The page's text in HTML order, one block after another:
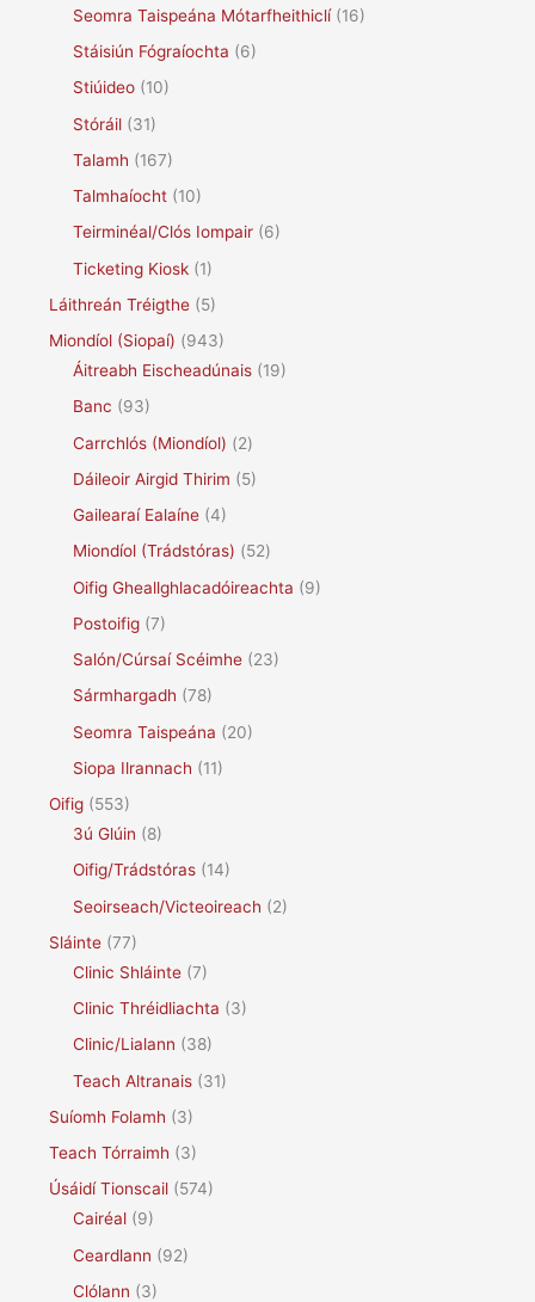
Seomra Taispeána Mótarfheithiclí(16)
Stáisiún Fógraíochta (6)
Stiúideo (10)
Stóráil (31)
Talamh (167)
Talmhaíocht (10)
Teirminéal/Clós Iompair (6)
Ticketing Kiosk (1)
Láithreán Tréigthe (5)
Miondíol (Siopaí) (943)
Áitreabh Eischeadúnais (19)
Banc (93)
Carrchlós (Miondíol) (2)
Dáileoir Airgid Thirim (5)
Gailearaí Ealaíne (4)
Miondíol (Trádstóras) (52)
Oifig Gheallghlacadóireachta (9)
Postoifig (7)
Salón/Cúrsaí Scéimhe (23)
Sármhargadh (78)
Seomra Taispeána (20)
Siopa Ilrannach (11)
Oifig (553)
3ú Glúin (8)
Oifig/Trádstóras (14)
Seoirseach/Victeoireach (2)
Sláinte (77)
Clinic Shláinte (7)
Clinic Thréidliachta (3)
Clinic/Lialann (38)
Teach Altranais (31)
Suíomh Folamh (3)
Teach Tórraimh (3)
Úsáidí Tionscail (574)
Cairéal (9)
Ceardlann (92)
Clólann (3)